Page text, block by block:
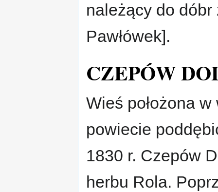
należący do dóbr
Pawłówek].
CZEPÓW
Wieś położona
powiecie
1830 r. Czepów
herbu Rola.